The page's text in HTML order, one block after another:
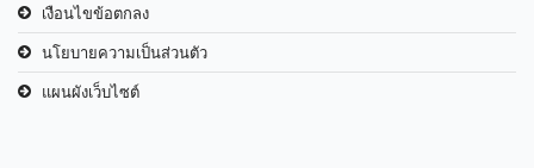
เงือนไขข้อตกลง
นโยบายความเป็นส่วนตัว
แผนผังเว็บไซต์